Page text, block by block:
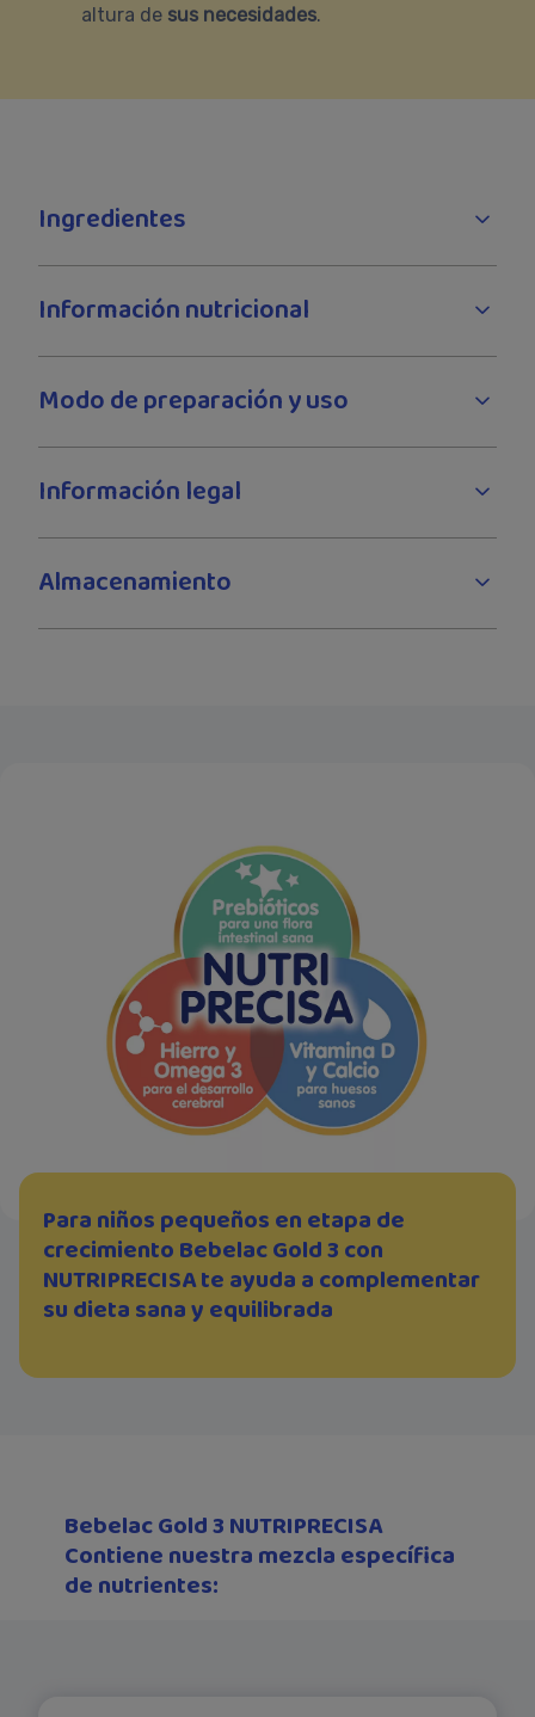
altura de sus necesidades.
Ingredientes
Información nutricional
Modo de preparación y uso
Información legal
Almacenamiento
Para niños pequeños en etapa de
crecimiento Bebelac Gold 3 con
NUTRIPRECISA te ayuda a complementar
su dieta sana y equilibrada
Bebelac Gold 3 NUTRIPRECISA
Contiene nuestra mezcla específica
de nutrientes: